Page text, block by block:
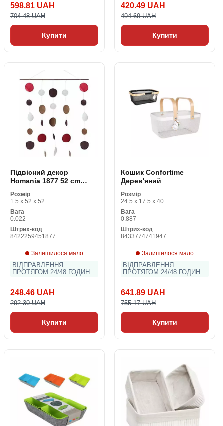
598.81 UAH
704.48 UAH
Купити
420.49 UAH
494.69 UAH
Купити
Підвісний декор
Homania 1877 52 cm
штук)
Розмір
1.5 x 52 x 52
Вага
0.022
Штрих-код
8422259451877
Залишилося мало
ВІДПРАВЛЕННЯ
ПРОТЯГОМ 24/48 ГОДИН
248.46 UAH
292.30 UAH
Купити
Кошик Confortime
Дерев'яний
Розмір
24.5 x 17.5 x 40
Вага
0.887
Штрих-код
8433774741947
Залишилося мало
ВІДПРАВЛЕННЯ
ПРОТЯГОМ 24/48 ГОДИН
641.89 UAH
755.17 UAH
Купити